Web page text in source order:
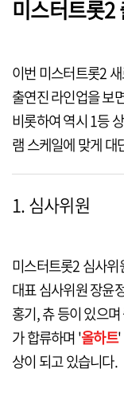
미스터트롯2
이번 미스터트롯2
출연진 라인업을 보
비롯하여 역시 1등
램 스케일에 맞게 대
1. 심사위원
미스터트롯2 심사
대표 심사위원 장윤
홍기, 츄 등이 있으
가 합류하며 '올하트'
상이 되고 있습니다.